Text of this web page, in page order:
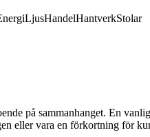
LjusHandelHantverkStolar
på sammanhanget. En
eller vara en förkortning för